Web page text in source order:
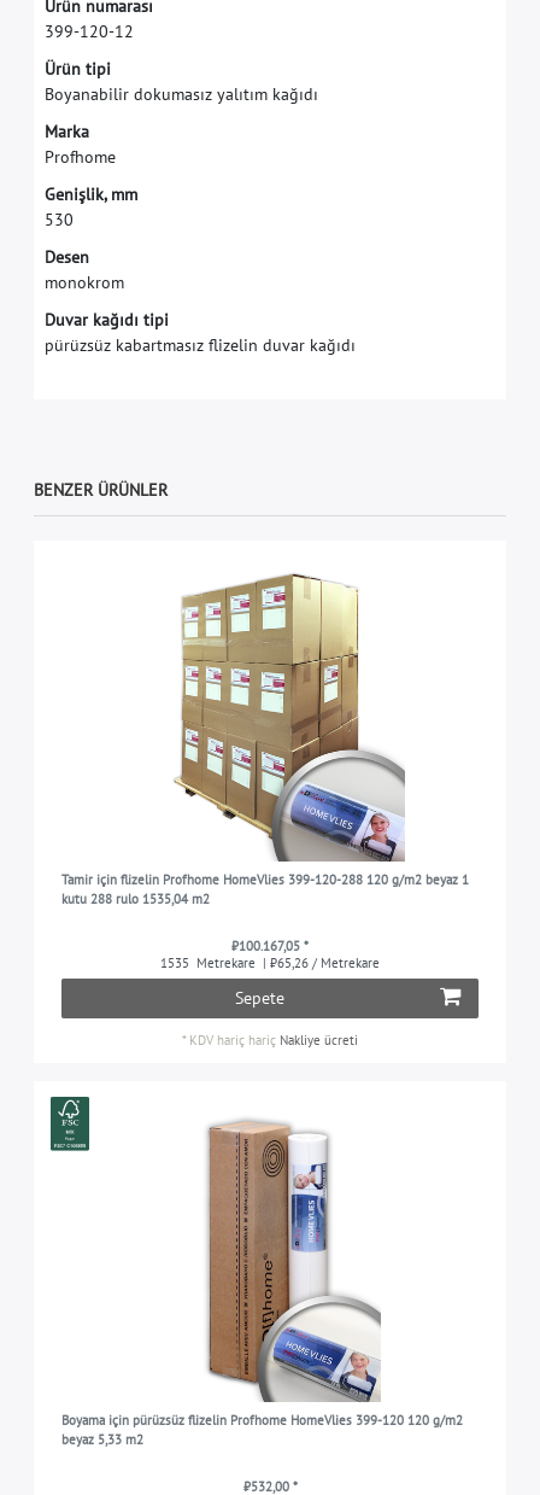
Ürün numarası
399-120-12
Ürün tipi
Boyanabilir dokumasız yalıtım kağıdı
Marka
Profhome
Genişlik, mm
530
Desen
monokrom
Duvar kağıdı tipi
pürüzsüz kabartmasız flizelin duvar kağıdı
BENZER ÜRÜNLER
Tamir için flizelin Profhome HomeVlies 399-120-288 120 g/m2 beyaz 1
kutu 288 rulo 1535,04 m2
₺100.167,05 *
1535 Metrekare | ₺65,26 / Metrekare
Sepete
* KDV hariç hariç Nakliye ücreti
Boyama için pürüzsüz flizelin Profhome HomeVlies 399-120 120 g/m2
beyaz 5,33 m2
₺532,00 *